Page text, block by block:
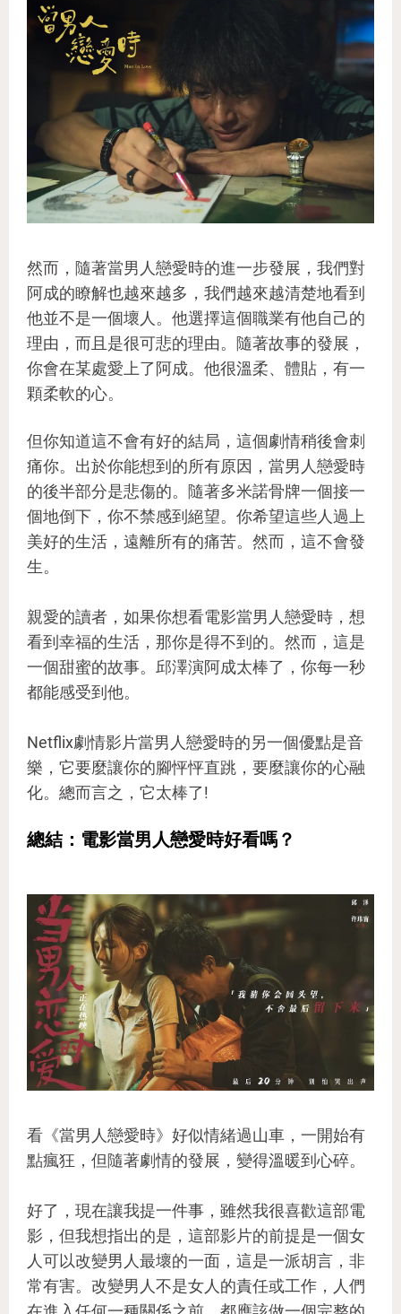
然而，隨著當男人戀愛時的進一步發展，我們對
阿成的瞭解也越來越多，我們越來越清楚地看到
他並不是一個壞人。他選擇這個職業有他自己的
理由，而且是很可悲的理由。隨著故事的發展，
你會在某處愛上了阿成。他很溫柔、體貼，有一
顆柔軟的心。
但你知道這不會有好的結局，這個劇情稍後會刺
痛你。出於你能想到的所有原因，當男人戀愛時
的後半部分是悲傷的。隨著多米諾骨牌一個接一
個地倒下，你不禁感到絕望。你希望這些人過上
美好的生活，遠離所有的痛苦。然而，這不會發
生。
親愛的讀者，如果你想看電影當男人戀愛時，想
看到幸福的生活，那你是得不到的。然而，這是
一個甜蜜的故事。邱澤演阿成太棒了，你每一秒
都能感受到他。
Netflix劇情影片當男人戀愛時的另一個優點是音
樂，它要麼讓你的腳怦怦直跳，要麼讓你的心融
化。總而言之，它太棒了!
總結：電影當男人戀愛時好看嗎？
看《當男人戀愛時》好似情緒過山車，一開始有
點瘋狂，但隨著劇情的發展，變得溫暖到心碎。
好了，現在讓我提一件事，雖然我很喜歡這部電
影，但我想指出的是，這部影片的前提是一個女
人可以改變男人最壞的一面，這是一派胡言，非
常有害。改變男人不是女人的責任或工作，人們